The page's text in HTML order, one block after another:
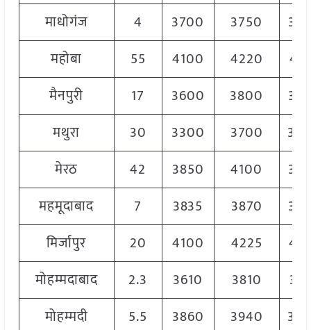
माधोगंज
4 3700 3750
महोबा
55 4100 4220
मैनपुरी
17 3600 3800
मथुरा
30 3300 3700
मेरठ
42 3850 4100
महमूदाबाद
7 3835 3870
मिर्जापुर
20 4100 4225
मोहम्मदाबाद
2.3 3610 3810
मोहम्मदी
5.5 3860 3940